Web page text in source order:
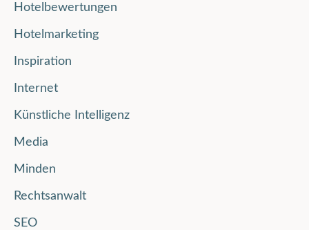
Hotelbewertungen
Hotelmarketing
Inspiration
Internet
Künstliche Intelligenz
Media
Minden
Rechtsanwalt
SEO